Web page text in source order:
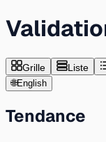
Grille Liste
🌐English
Tendance